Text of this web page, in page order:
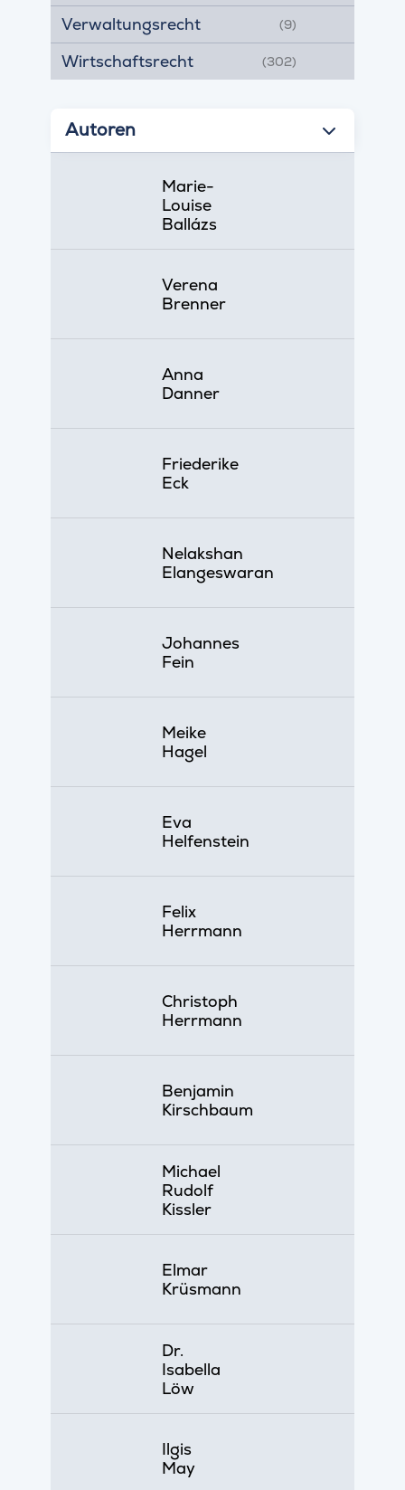
Verwaltungsrecht (9)
Wirtschaftsrecht (302)
Autoren
Marie-
Louise
Ballázs
Verena
Brenner
Anna
Danner
Friederike
Eck
Nelakshan
Elangeswaran
Johannes
Fein
Meike
Hagel
Eva
Helfenstein
Felix
Herrmann
Christoph
Herrmann
Benjamin
Kirschbaum
Michael
Rudolf
Kissler
Elmar
Krüsmann
Dr.
Isabella
Löw
Ilgis
May